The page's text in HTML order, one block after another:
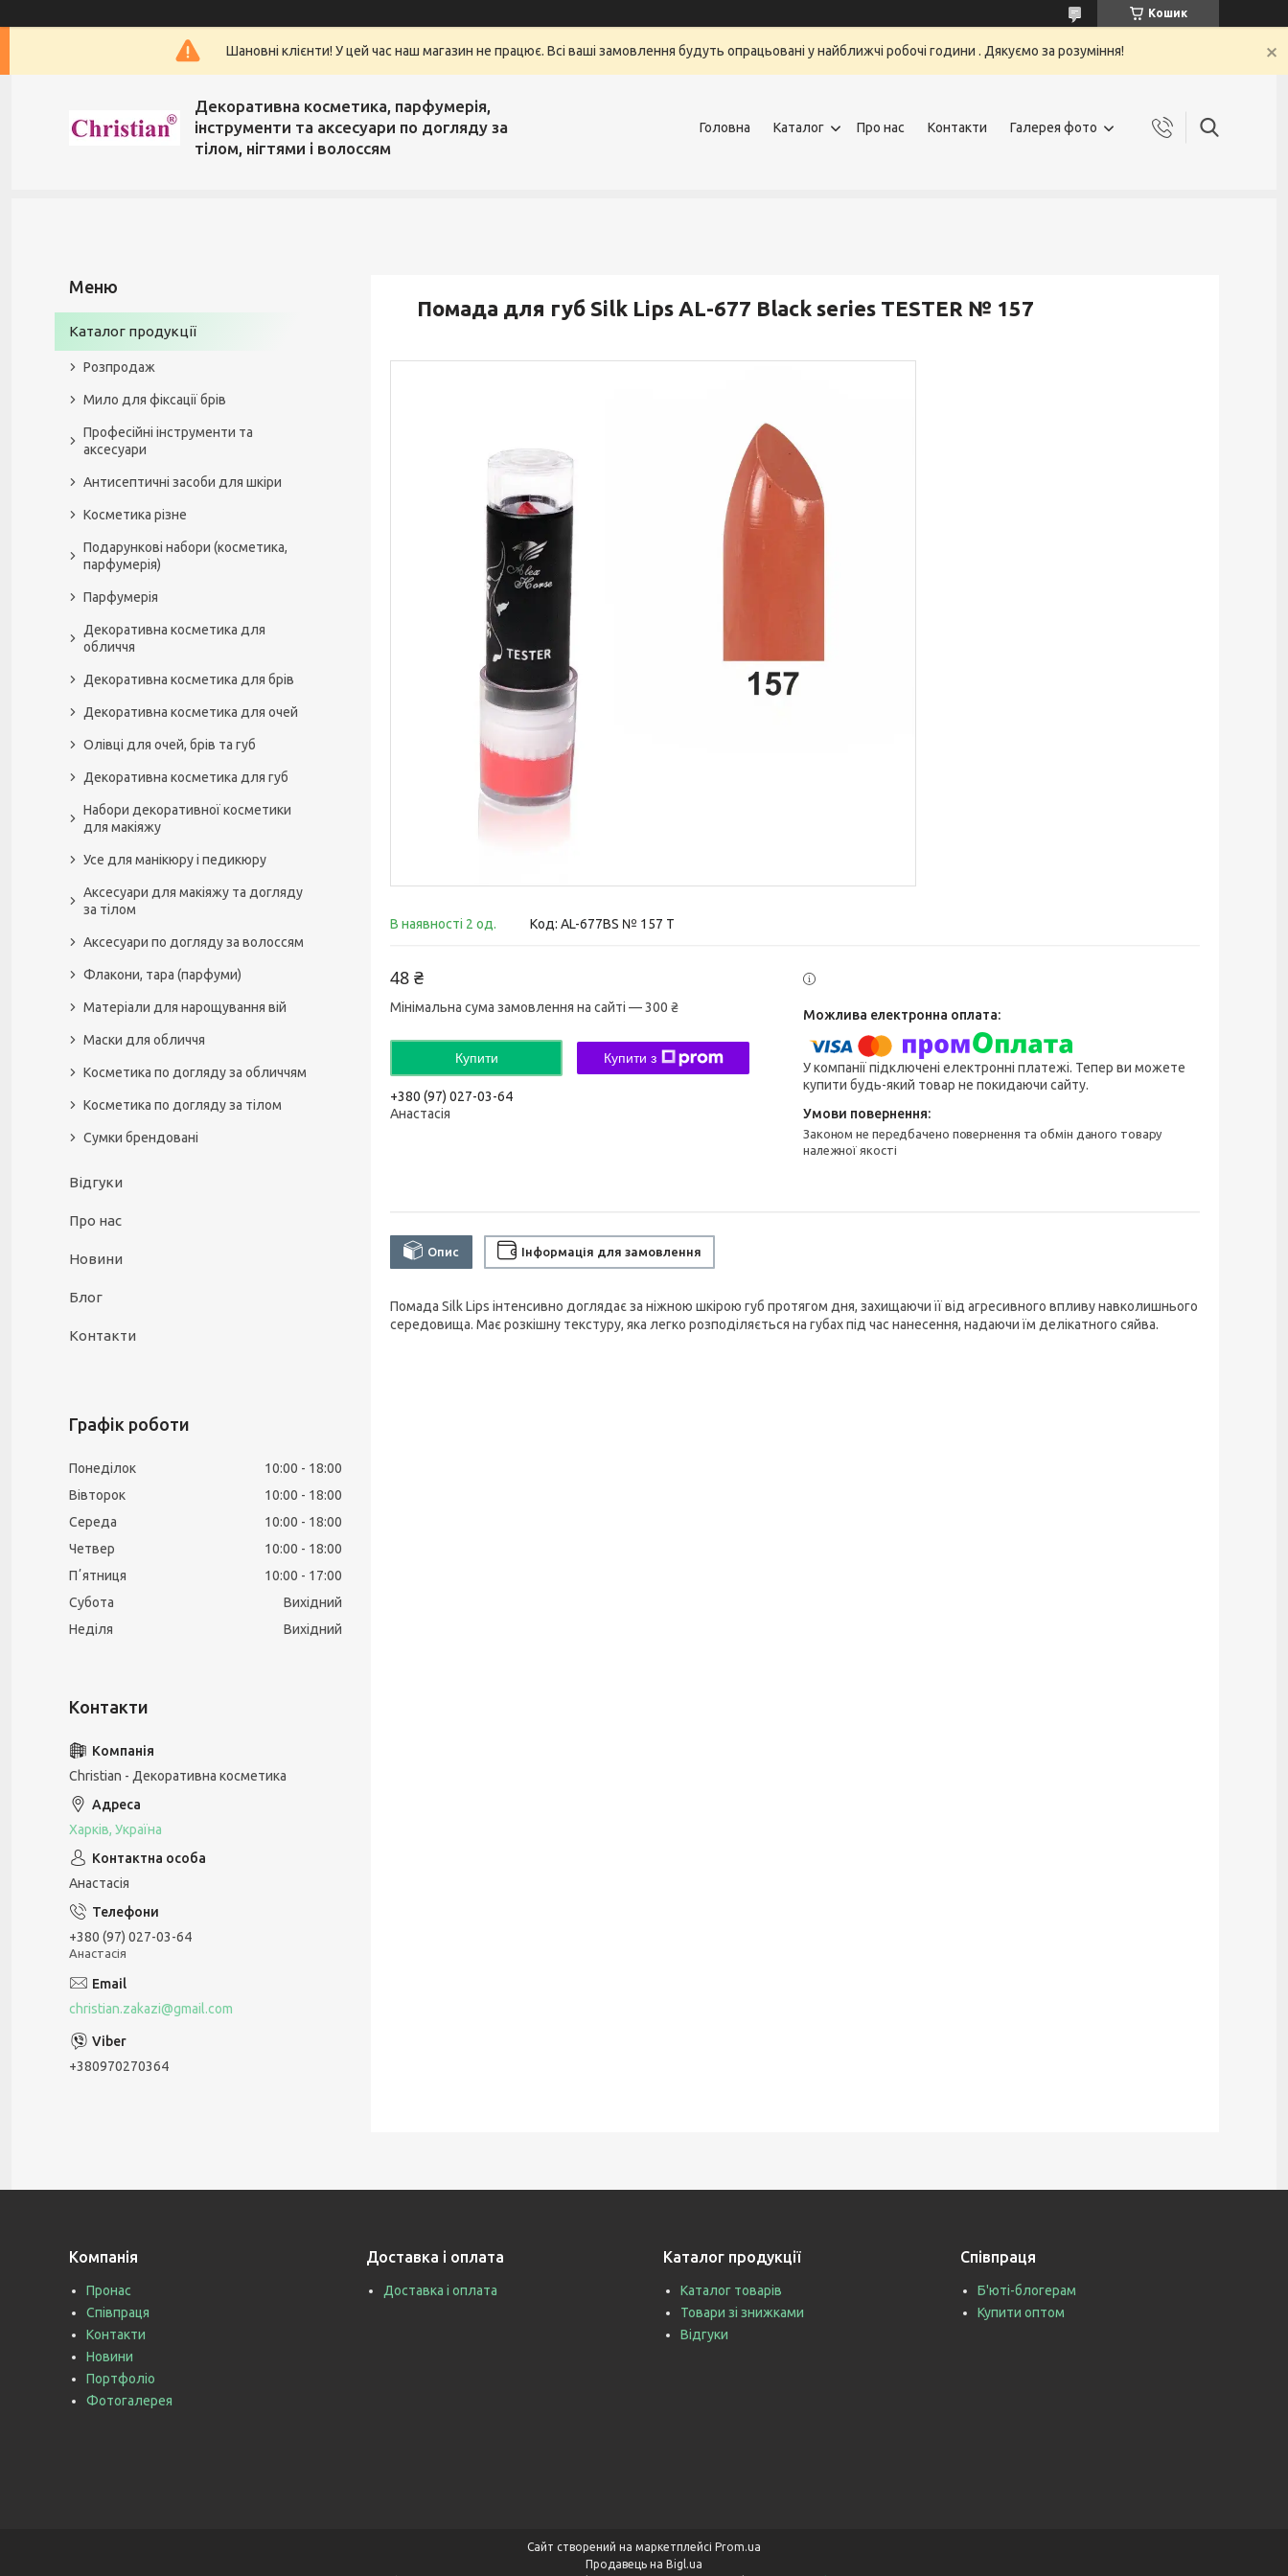
Кошик
Шановні клієнти! У цей час наш магазин не працює. Всі ваші замовлення будуть опрацьовані у найближчі робочі години . Дякуємо за розуміння!
Декоративна косметика, парфумерія,
інструменти та аксесуари по догляду за
тілом, нігтями і волоссям
Головна Каталог Про нас Контакти Галерея фото
Помада для губ Silk Lips AL-677 Black series TESTER № 157
В наявності 2 од. Код: AL-677BS № 157 T
48 ₴
Мінімальна сума замовлення на сайті — 300 ₴
Купити Купити з
+380 (97) 027-03-64
Анастасія
У компанії підключені електронні платежі. Тепер ви можете
купити будь-який товар не покидаючи сайту.
Законом не передбачено повернення та обмін даного товару
належної якості
Опис Інформація для замовлення
Помада Silk Lips інтенсивно доглядає за ніжною шкірою губ протягом дня, захищаючи її від агресивного впливу навколишнього
середовища. Має розкішну текстуру, яка легко розподіляється на губах під час нанесення, надаючи їм делікатного сяйва.
Каталог продукції
Розпродаж
Мило для фіксації брів
Професійні інструменти та
аксесуари
Антисептичні засоби для шкіри
Косметика різне
Подарункові набори (косметика,
парфумерія)
Парфумерія
Декоративна косметика для
обличчя
Декоративна косметика для брів
Декоративна косметика для очей
Олівці для очей, брів та губ
Декоративна косметика для губ
Набори декоративної косметики
для макіяжу
Усе для манікюру і педикюру
Аксесуари для макіяжу та догляду
за тілом
Аксесуари по догляду за волоссям
Флакони, тара (парфуми)
Матеріали для нарощування вій
Маски для обличчя
Косметика по догляду за обличчям
Косметика по догляду за тілом
Сумки брендовані
Відгуки
Про нас
Новини
Блог
Контакти
Графік роботи
Понеділок 10:00
18:00
Вівторок
10:00
18:00
Середа
10:00
18:00
Четвер
10:00
18:00
Пʼятниця
10:00
17:00
Субота
Вихідний
Неділя
Вихідний
Christian - Декоративна косметика
Харків, Україна
Анастасія
+380 (97) 027-03-64
Анастасія
christian.zakazi@gmail.com
+380970270364
Компанія
Пронас
Співпраця
Контакти
Новини
Портфоліо
Фотогалерея
Доставка і оплата
Доставка і оплата
Каталог продукції
Каталог товарів
Товари зі знижками
Відгуки
Співпраця
Б'юті-блогерам
Купити оптом
Сайт створений на маркетплейсі Prom.ua
Продавець на Bigl.ua